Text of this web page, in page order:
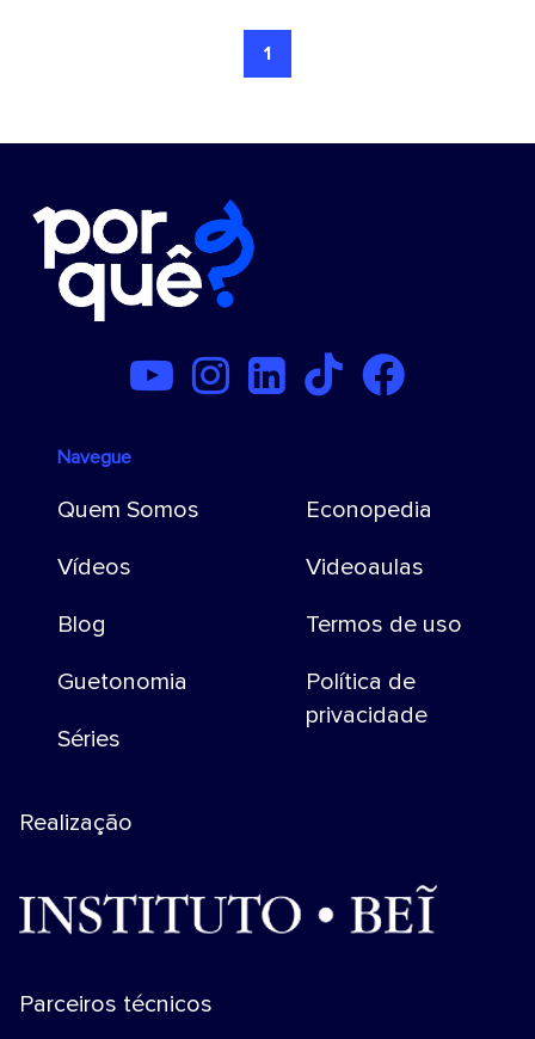
1
Navegue
Quem Somos
Vídeos
Blog
Guetonomia
Séries
Econopedia
Videoaulas
Termos de uso
Política de
privacidade
Realização
Parceiros técnicos